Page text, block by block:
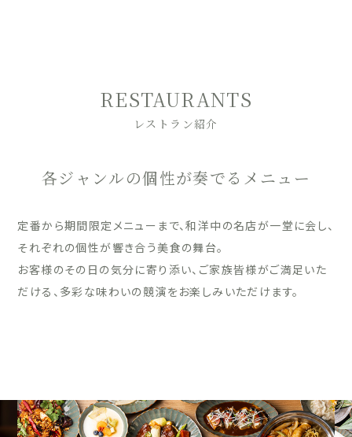
RESTAURANTS
レストラン紹介
各ジャンルの個性が奏でるメニュー
定番から期間限定メニューまで、和洋中の名店が一堂に会し、
それぞれの個性が響き合う美食の舞台。
お客様のその日の気分に寄り添い、ご家族皆様がご満足いた
だける、多彩な味わいの競演をお楽しみいただけます。